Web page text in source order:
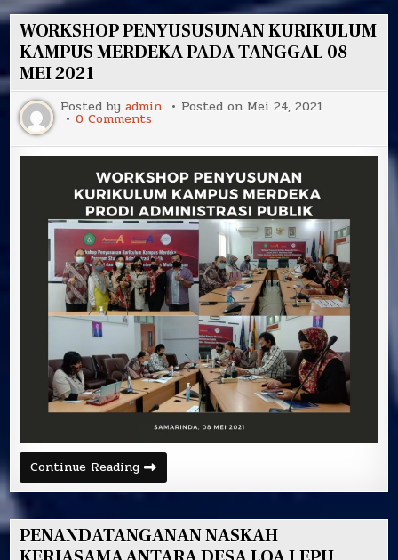
PADA
PEMERINTAHAN
BAGI
MAHASISWA
PROGRAM
PUBLIK
WORKSHOP PENYUSUSUNAN KURIKULUM
KAMPUS MERDEKA PADA TANGGAL 08
MEI 2021
Posted byadmin Posted on Mei 24, 2021
0 Commentson
PENYUSUSUNAN
KURIKULUM
KAMPUS
MERDEKA
PADA
TANGGAL
08
MEI
2021
Continue ReadingWORKSHOP
PENYUSUSUNAN
KURIKULUM
MERDEKA
PADA
TANGGAL
08
PENANDATANGANAN NASKAH